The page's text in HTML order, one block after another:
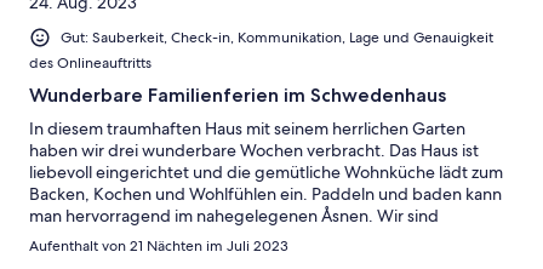
Gut: Sauberkeit, Check-in, Kommunikation, Lage und Genauigkeit
des Onlineauftritts
Wunderbare Familienferien im Schwedenhaus
In diesem traumhaften Haus mit seinem herrlichen Garten
haben wir drei wunderbare Wochen verbracht. Das Haus ist
liebevoll eingerichtet und die gemütliche Wohnküche lädt zum
Backen, Kochen und Wohlfühlen ein. Paddeln und baden kann
man hervorragend im nahegelegenen Åsnen. Wir sind
begeistert!
Aufenthalt von 21 Nächten im Juli 2023